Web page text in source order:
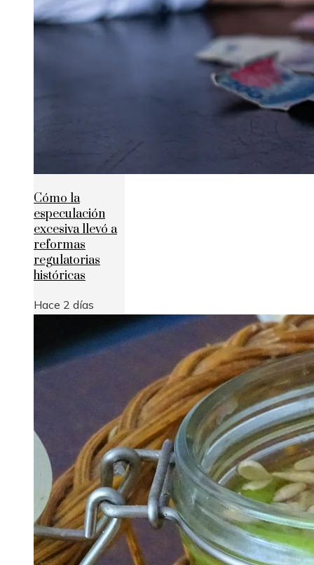
Cómo la
especulación
excesiva llevó a
reformas
regulatorias
históricas
Hace 2 días